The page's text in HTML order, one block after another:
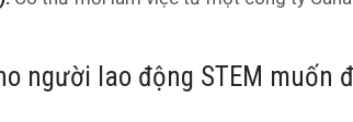
người lao động STEM muốn